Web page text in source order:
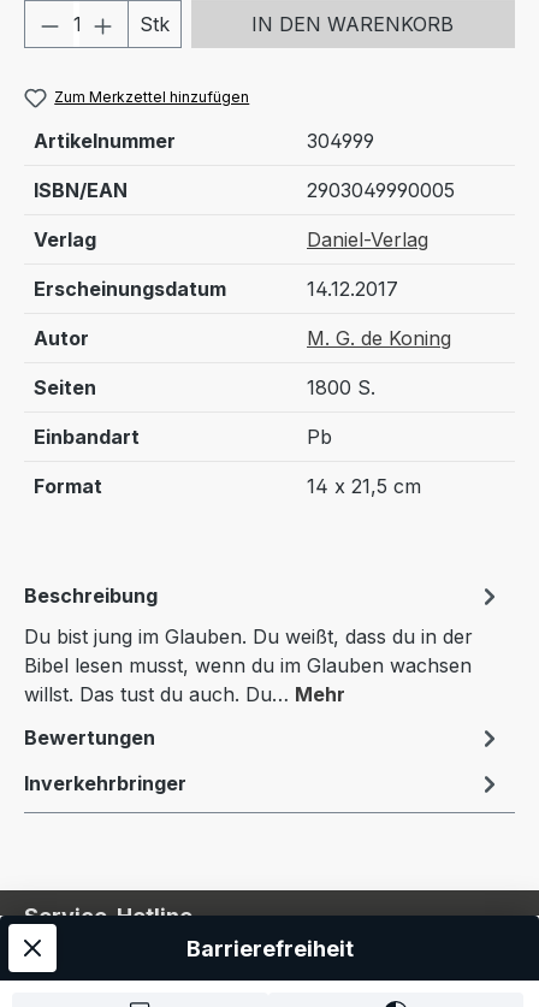
Produkt Anzahl: Gib den
Stk IN DEN WARENKORB
Zum Merkzettel hinzufügen
Artikelnummer 304999
ISBN/EAN 2903049990005
Verlag Daniel-Verlag
Erscheinungsdatum 14.12.2017
Autor M. G. de Koning
Seiten 1800 S.
Einbandart Pb
Format 14 x 21,5 cm
Beschreibung
Du bist jung im Glauben. Du weißt, dass du in der
Bibel lesen musst, wenn du im Glauben wachsen
willst. Das tust du auch. Du… Mehr
Bewertungen
Inverkehrbringer
Service-Hotline
Service
Barrierefreiheit